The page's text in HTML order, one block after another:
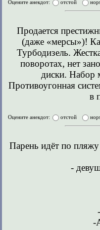
Оцените анекдот: отстой
Продается
(даже «мерсы»)!
Турбодизель.
поворотах, нет
диски. Набор
Противоугонная
в
Оцените анекдот: отстой
Парень идёт по
-
-